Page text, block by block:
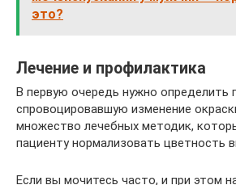
это?
Лечение и профилактика
В первую очередь нужно определить
спровоцировавшую изменение
множество лечебных методик,
пациенту нормализовать цветность
Если вы мочитесь часто, и при этом